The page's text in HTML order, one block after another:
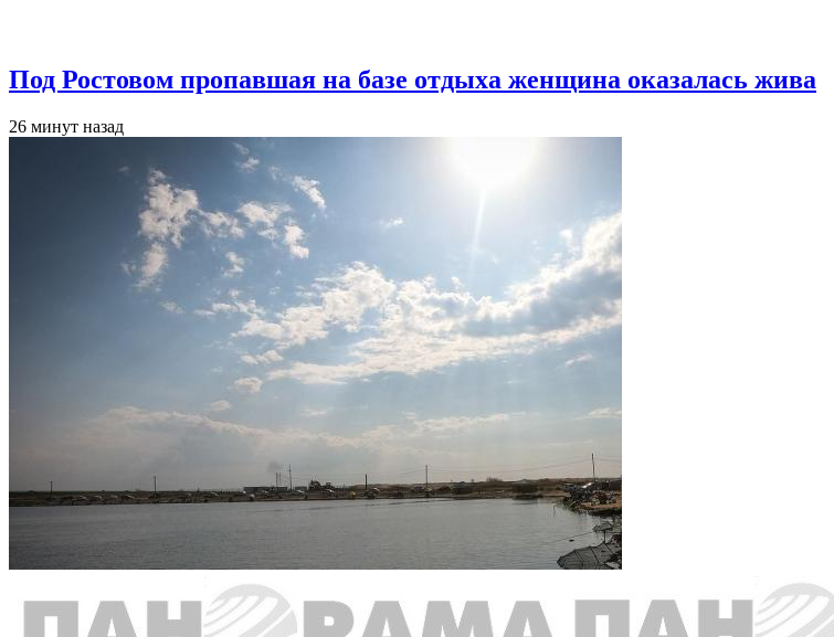
Под Ростовом пропавшая на базе отдыха женщина оказалась жива
26 минут назад